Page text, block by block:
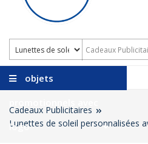
objets
logo
Cadeaux Publicitaires
Lunettes de soleil personnalisées